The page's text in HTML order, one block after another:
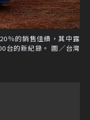
％的銷售佳績，其中露
台的新紀錄。 圖／台灣